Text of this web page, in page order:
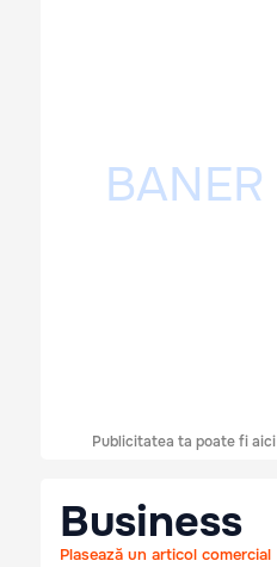
Publicitatea ta poate fi aici
Business
Plasează un articol comercial